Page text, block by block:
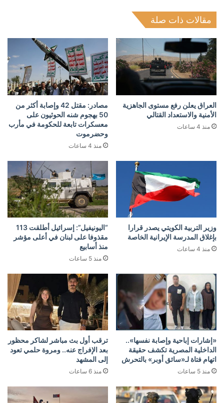
مقالات ذات صلة
العراق يعلن رفع مستوى الجاهزية
الأمنية والاستعداد القتالي
منذ 4 ساعات
مصادر: مقتل 42 وإصابة أكثر من
50 بهجوم شنه الحوثيون على
معسكرات تابعة للحكومة في مأرب
وحضرموت
منذ 4 ساعات
وزير التربية الكويتي يصدر قرارا
بإغلاق المدرسة الإيرانية الخاصة
منذ 4 ساعات
“اليونيفيل”: إسرائيل أطلقت 113
مقذوفا على لبنان في أعلى مؤشر
منذ أسابيع
منذ 5 ساعات
«إشارات إباحية وإصابة نفسها»..
الداخلية المصرية تكشف حقيقة
اتهام فتاة لـ«سائق أوبر» بالتحرش
منذ 5 ساعات
ترقب أول بث مباشر لشاكر محظور
بعد الإفراج عنه.. ومروة حلمي تعود
إلى المشهد
منذ 6 ساعات